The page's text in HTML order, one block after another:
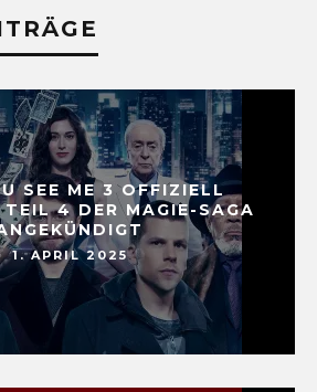
SEE ME 3 OFFIZIELL
TEIL 4 DER MAGIE-SAGA
1. APRIL 2025